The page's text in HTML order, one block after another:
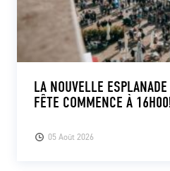
05 Août 2026
LA NOUVELLE
FÊTE COMMENCE À